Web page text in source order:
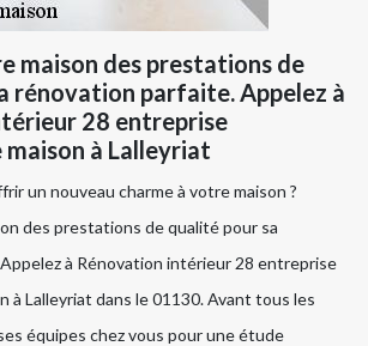
maison des prestations de
rénovation parfaite. Appelez à
28 entreprise
à Lalleyriat
un nouveau charme à votre maison ?
des prestations de qualité pour sa
à Rénovation intérieur 28 entreprise
à Lalleyriat dans le 01130. Avant tous les
équipes chez vous pour une étude